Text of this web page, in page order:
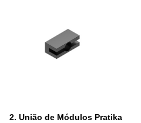
2. União de Módulos Pratika